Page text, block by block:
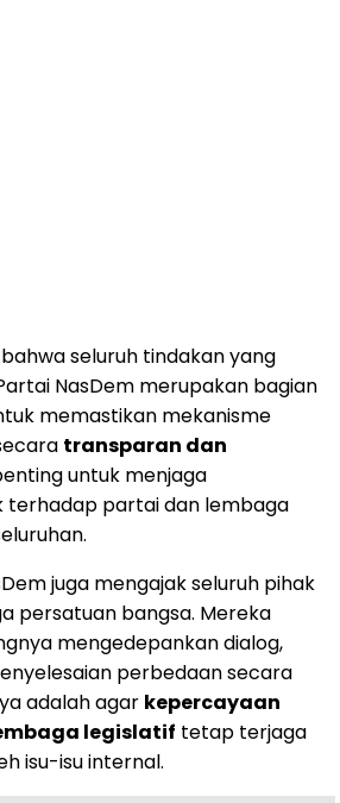
seluruh tindakan yang
NasDem merupakan bagian
memastikan mekanisme
transparan dan
untuk menjaga
terhadap partai dan lembaga
juga mengajak seluruh pihak
persatuan bangsa. Mereka
mengedepankan dialog,
perbedaan secara
adalah agar kepercayaan
legislatif tetap terjaga
isu-isu internal.